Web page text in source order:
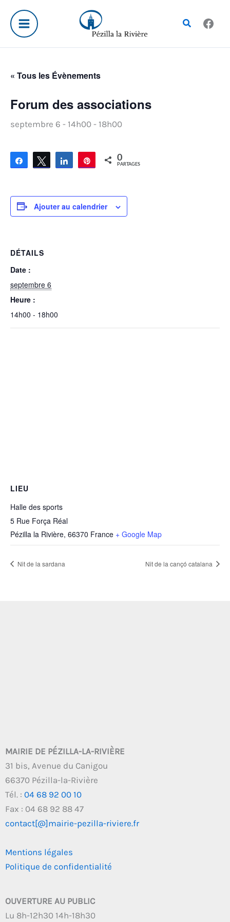
contenu
Rechercher
« Tous les Évènements
Forum des associations
septembre 6 - 14h00 - 18h00
Partagez Tweetez Partagez Épingle0
PARTAGES
Ajouter au calendrier
DÉTAILS
Date :
septembre 6
Heure :
14h00 - 18h00
LIEU
Halle des sports
5 Rue Força Réal
Pézilla la Rivière, 66370 France + Google Map
Nit de la sardana Nit de la cançó catalana
MAIRIE DE PÉZILLA-LA-RIVIÈRE
31 bis, Avenue du Canigou
66370 Pézilla-la-Rivière
Tél. : 04 68 92 00 10
Fax : 04 68 92 88 47
contact[@]mairie-pezilla-riviere.fr
Mentions légales
Politique de confidentialité
OUVERTURE AU PUBLIC
Lu 8h-12h30 14h-18h30